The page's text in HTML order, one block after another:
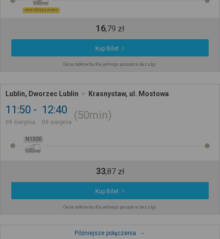
PRZYŚPIESZONY
16,79 zł
Kup Bilet
Cena całkowita dla jednego pasażera bez ulgi
Lublin, Dworzec Lublin Krasnystaw, ul. Mostowa
11:50
09 sierpnia
12:40
09 sierpnia
50min
N1300
33,87 zł
Kup Bilet
Cena całkowita dla jednego pasażera bez ulgi
Późniejsze połączenia